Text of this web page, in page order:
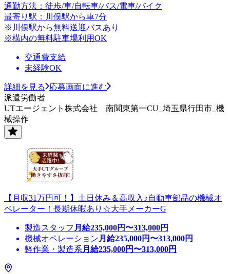
通勤方法：徒歩/車/自転車/バス/電車/バイク
最寄り駅：川俣駅から車7分
※川俣駅から無料送迎バスあり
※構内の無料駐車場利用OK
交通費支給
未経験OK
詳細を見る
応募画面に進む
派遣労働者
UTエージェント株式会社 南関東第一CU_埼玉県行田市_機
械操作
【月収31万円可！】土日休み＆高収入♪自動車部品の機械オ
ペレーター！長期休暇あり☆大手メーカーG
製造スタッフ 月給235,000円〜313,000円
機械オペレーション 月給235,000円〜313,000円
軽作業・製造系 月給235,000円〜313,000円